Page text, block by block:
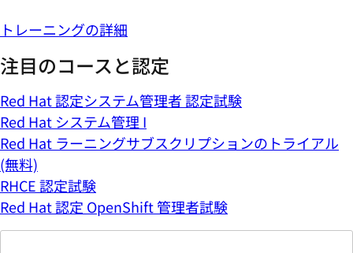
トレーニングの詳細
注目のコースと認定
Red Hat 認定システム管理者 認定試験
Red Hat システム管理 I
Red Hat ラーニングサブスクリプションのトライアル
(無料)
RHCE 認定試験
Red Hat 認定 OpenShift 管理者試験